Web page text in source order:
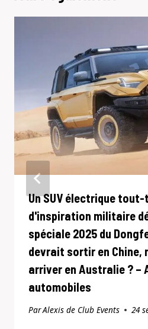
Un SUV électrique
d'inspiration militaire
spéciale 2025 du
devrait sortir en
arriver en Australie ? –
automobiles
ParAlexis de Club Events 24